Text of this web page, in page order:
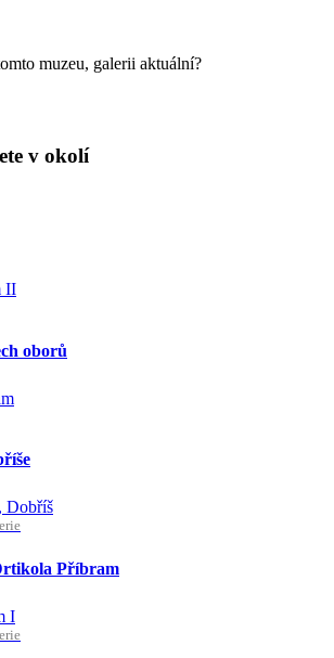
muzeu, galerii aktuální?
v okolí
II
oborů
Dobříš
Příbram
I